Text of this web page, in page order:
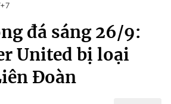
trí
đá sáng 26/9:
United bị loại
Đoàn